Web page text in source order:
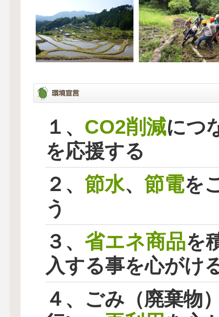
１、 CO2削減につ
を応援する
２、 節水、 節電を
う
３、 省エネ商品を
入する事を心がけ
４、ごみ（廃棄物